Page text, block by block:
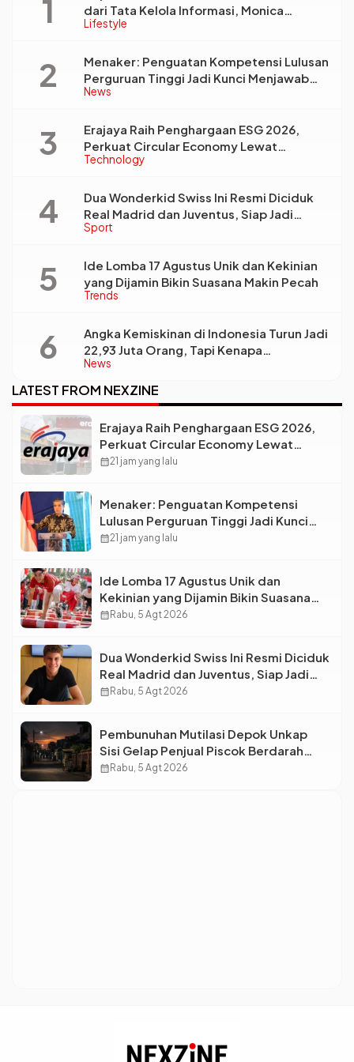
Lifestyle
dari Tata Kelola Informasi, Monica
Triyadi: Bukan Sekadar Analisis
News
Menaker: Penguatan Kompetensi Lulusan
Perguruan Tinggi Jadi Kunci Menjawab
Kebutuhan Dunia Kerja
Technology
Erajaya Raih Penghargaan ESG 2026,
Perkuat Circular Economy Lewat
Pengelolaan Limbah Berkelanjutan
Sport
Dua Wonderkid Swiss Ini Resmi Diciduk
Real Madrid dan Juventus, Siap Jadi
Bintang Baru Eropa
Trends
Ide Lomba 17 Agustus Unik dan Kekinian
yang Dijamin Bikin Suasana Makin Pecah
News
Angka Kemiskinan di Indonesia Turun Jadi
22,93 Juta Orang, Tapi Kenapa
Ketimpangan Desa dan Kota Malah Makin
Lebar?
LATEST FROM NEXZINE
Erajaya Raih Penghargaan ESG 2026,
Perkuat Circular Economy Lewat
Pengelolaan Limbah Berkelanjutan
calendar_month21 jam yang lalu
Menaker: Penguatan Kompetensi
Lulusan Perguruan Tinggi Jadi Kunci
Menjawab Kebutuhan Dunia Kerja
calendar_month21 jam yang lalu
Ide Lomba 17 Agustus Unik dan
Kekinian yang Dijamin Bikin Suasana
Makin Pecah
calendar_monthRabu, 5 Agt 2026
Dua Wonderkid Swiss Ini Resmi Diciduk
Real Madrid dan Juventus, Siap Jadi
Bintang Baru Eropa
calendar_monthRabu, 5 Agt 2026
Pembunuhan Mutilasi Depok Unkap
Sisi Gelap Penjual Piscok Berdarah
Dingin
calendar_monthRabu, 5 Agt 2026